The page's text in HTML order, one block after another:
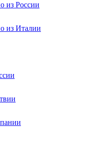
из России
из Италии